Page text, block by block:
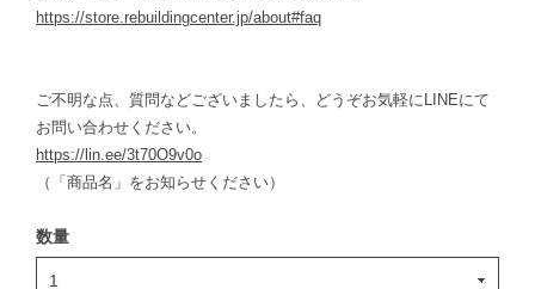
https://store.rebuildingcenter.jp/about#faq
ご不明な点、質問などございましたら、どうぞお気軽にLINEにて
お問い合わせください。
https://lin.ee/3t70O9v0o
（「商品名」をお知らせください）
数量